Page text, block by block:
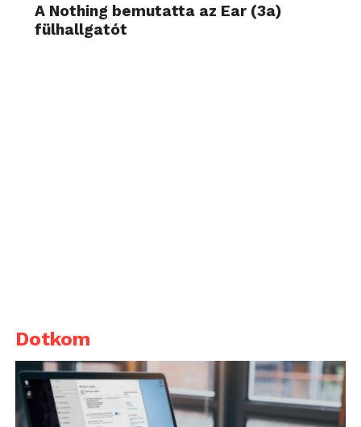
A Nothing bemutatta az Ear (3a)
fülhallgatót
Dotkom